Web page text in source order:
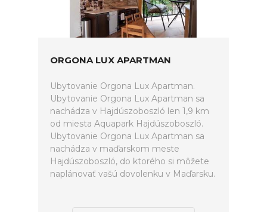
ORGONA LUX APARTMAN
Ubytovanie Orgona Lux Apartman.
Ubytovanie Orgona Lux Apartman sa
nachádza v Hajdúszoboszló len 1,9 km
od miesta Aquapark Hajdúszoboszló.
Ubytovanie Orgona Lux Apartman sa
nachádza v maďarskom meste
Hajdúszoboszló, do ktorého si môžete
naplánovať vašú dovolenku v Maďarsku.